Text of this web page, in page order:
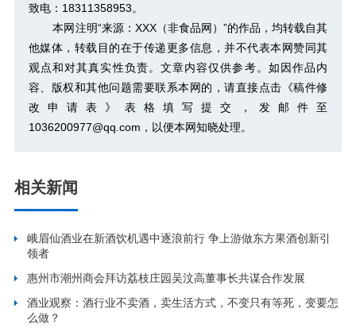
致电：18311358953。
本网注明“来源：XXX（非食品网）”的作品，均转载自其
他媒体，转载目的在于传递更多信息，并不代表本网赞同其
观点和对其真实性负责。文章内容仅供参考。如因作品内
容、版权和其他问题需要联系本网的，请直接点击 《稿件修
改申请表》 表格填写提交，发邮件至
1036200977@qq.com，以便本网知晓处理。
相关新闻
峨眉仙酒业在新酒饮机遇中逐浪前行 争上游做东方果酒创新引
领者
惠州市潮州商会拜访荔枝庄园吴汶高董事长共谋合作发展
酒业观察：酒行业不卖酒，卖生活方式，不变只有等死，变要怎
么做？